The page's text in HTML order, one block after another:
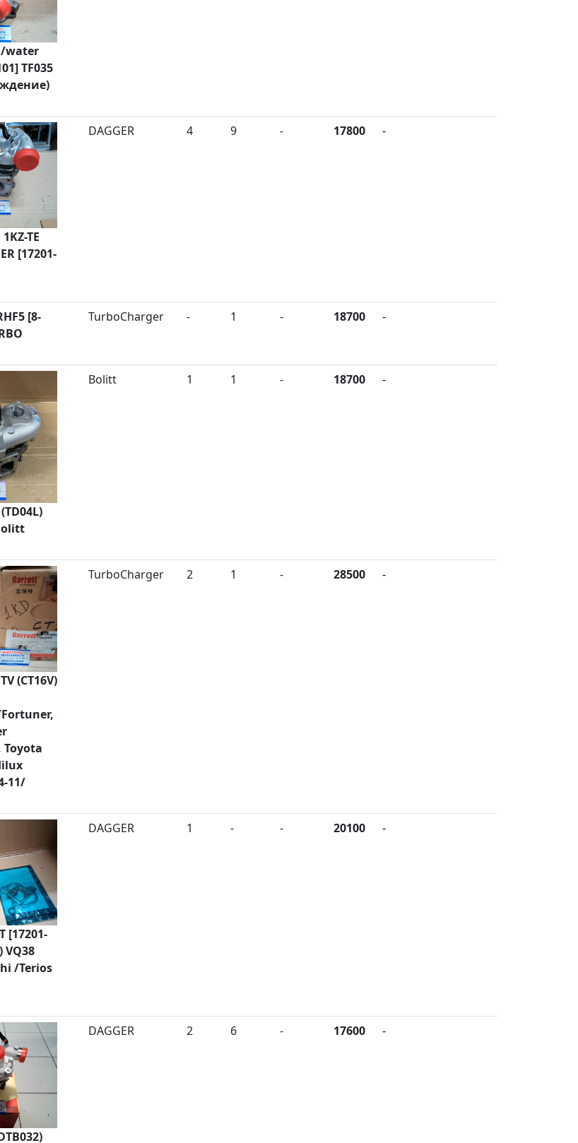
/water
TF035
TE
[17201-
DAGGER 4 9 - 17800 -
[8-
TurboCharger - 1 - 18700 -
Bolitt 1 1 - 18700 -
(CT16V)
Toyota
11/
TurboCharger 2 1 - 28500 -
[17201-
VQ38
/Terios
DAGGER 1 - - 20100 -
DAGGER 2 6 - 17600 -